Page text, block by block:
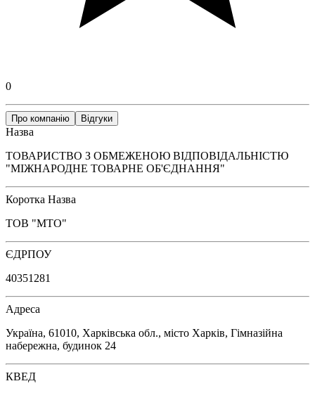
0
Про компанію Відгуки
Назва
ТОВАРИСТВО З ОБМЕЖЕНОЮ ВІДПОВІДАЛЬНІСТЮ
"МІЖНАРОДНЕ ТОВАРНЕ ОБ'ЄДНАННЯ"
Коротка Назва
ТОВ "МТО"
ЄДРПОУ
40351281
Адреса
Україна, 61010, Харківська обл., місто Харків, Гімназійна
набережна, будинок 24
КВЕД